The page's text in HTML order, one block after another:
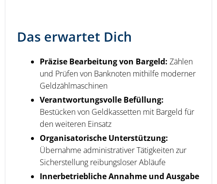
Das erwartet Dich
Präzise Bearbeitung von Bargeld: Zählen
und Prüfen von Banknoten mithilfe moderner
Geldzählmaschinen
Verantwortungsvolle Befüllung:
Bestücken von Geldkassetten mit Bargeld für
den weiteren Einsatz
Organisatorische Unterstützung:
Übernahme administrativer Tätigkeiten zur
Sicherstellung reibungsloser Abläufe
Innerbetriebliche Annahme und Ausgabe